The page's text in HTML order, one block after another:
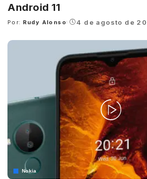
Android 11
Posted
Por: Rudy Alonso 4 de agosto de
Nokia